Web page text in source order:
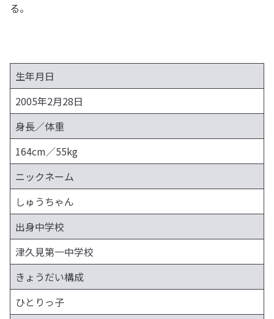
る。
生年月日
2005年2月28日
身長／体重
164cm／55kg
ニックネーム
しゅうちゃん
出身中学校
津久見第一中学校
きょうだい構成
ひとりっ子